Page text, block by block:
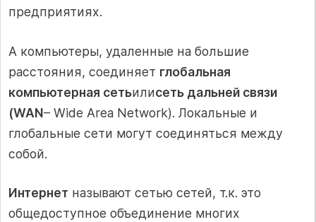
предприятиях.
А компьютеры, удаленные на большие
расстояния, соединяет глобальная
компьютерная сетьилисеть дальней связи
(WAN– Wide Area Network). Локальные и
глобальные сети могут соединяться между
собой.
Интернет называют сетью сетей, т.к. это
общедоступное объединение многих